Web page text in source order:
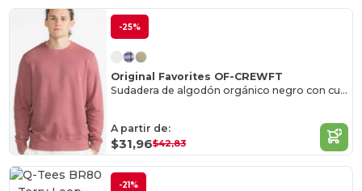
-25%
Original Favorites OF-CREWFT
Sudadera de algodón orgánico negro con cuello
A partir de:
$31,96$42,83
-21%